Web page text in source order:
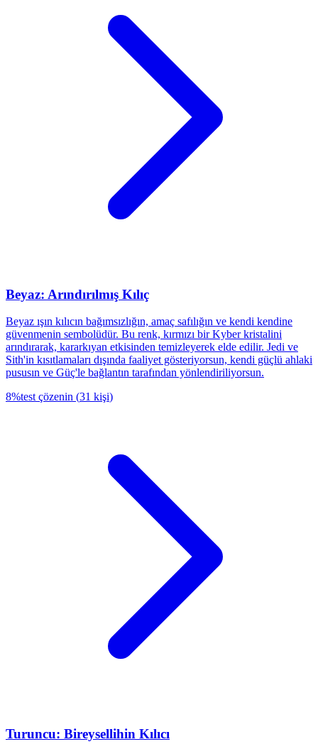
Beyaz: Arındırılmış Kılıç
Beyaz ışın kılıcın bağımsızlığın, amaç safılığın ve kendi kendine
güvenmenin sembolüdür. Bu renk, kırmızı bir Kyber kristalini
arındırarak, kararkıyan etkisinden temizleyerek elde edilir. Jedi ve
Sith'in kısıtlamaları dışında faaliyet gösteriyorsun, kendi güçlü ahlaki
pususın ve Güç'le bağlantın tarafından yönlendiriliyorsun.
8%test çözenin (31 kişi)
Turuncu: Bireysellihin Kılıcı